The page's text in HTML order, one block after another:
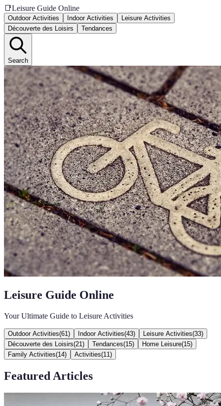
📑Leisure Guide Online
Outdoor Activities Indoor Activities
Leisure Activities
Découverte des Loisirs
Tendances
Search
Leisure Guide Online
Your Ultimate Guide to Leisure Activities
Outdoor Activities(61 ) Indoor Activities(43) Leisure Activities(33)
Découverte des Loisirs(21 ) Tendances(15) Home Leisure(15)
Family Activities(14) Activities(11 )
Featured Articles